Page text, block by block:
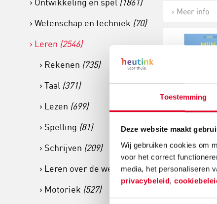
Toestemming
Deze website maakt
Wij gebruiken cookies om
voor het correct
media, het personaliseren
privacybeleid,
Wetenschap en techniek (70)
Leren (2546)
Rekenen (735)
Taal (371)
Lezen (699)
Spelling (81)
Schrijven (209)
Leren over de wereld(104)
Motoriek (527)
Meer info
Mijn